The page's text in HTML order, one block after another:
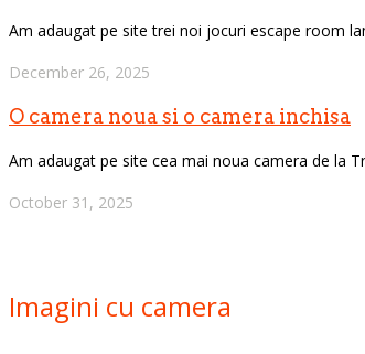
Am adaugat pe site trei noi jocuri escape room
December 26, 2025
O camera noua si o camera inchisa
Am adaugat pe site cea mai noua camera de la
October 31, 2025
Imagini cu camera